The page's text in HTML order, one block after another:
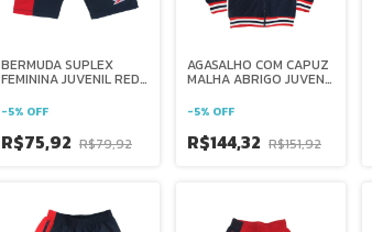
BERMUDA SUPLEX
FEMININA JUVENIL REDE
-5% OFF
R$75,92 R$79,92
AGASALHO COM CAPUZ
MALHA ABRIGO JUVENIL
BRASIL
-5% OFF
R$144,32 R$151,92